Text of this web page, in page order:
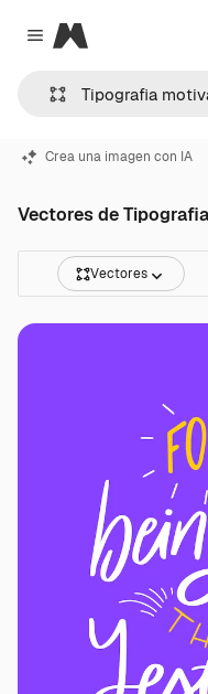
Close menu
Magnific
Crea una imagen con IA
Vectores de
Vectores